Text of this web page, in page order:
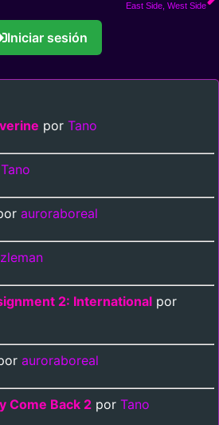
East Side, West Side
Iniciar sesión
por Tano
Tano
auroraboreal
2: International por
auroraboreal
Come Back 2 por Tano